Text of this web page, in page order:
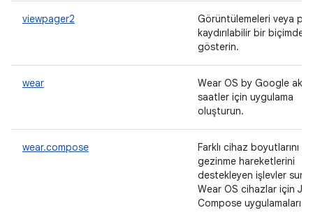
viewpager2
Görüntülemeleri veya
kaydırılabilir bir biçimde
gösterin.
wear
Wear OS by Google akıllı
saatler için uygulama
oluşturun.
wear.compose
Farklı cihaz boyutlarını ve
gezinme hareketlerini
destekleyen işlevler
Wear OS cihazlar için
Compose uygulamaları